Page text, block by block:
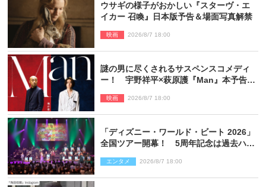
ウサギの様子がおかしい『スターヴ・エ
イカー 召喚』日本版予告＆場面写真解禁
映画 2026/8/7 18:00
謎の男に尽くされるサスペンスコメディ
ー！ 宇野祥平×萩原護『Man』本予告＆
映画 2026/8/7 18:00
「ディズニー・ワールド・ビート 2026」
全国ツアー開幕！ 5周年記念は過去ハイ
ポート】
エンタメ 2026/8/7 18:00